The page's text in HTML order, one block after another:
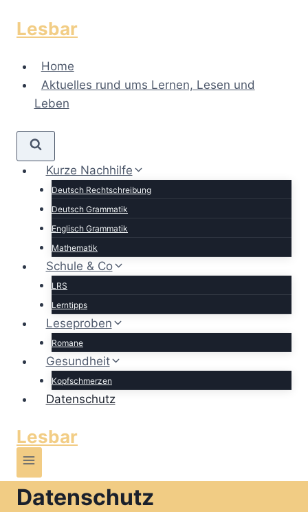
InhaltLesbar
Home
Aktuelles rund ums Lernen, Lesen und
Leben
Kurze Nachhilfe
Deutsch Rechtschreibung
Deutsch Grammatik
Englisch Grammatik
Mathematik
Schule & Co
LRS
Lerntipps
Leseproben
Romane
Gesundheit
Kopfschmerzen
Datenschutz
Lesbar
Datenschutz